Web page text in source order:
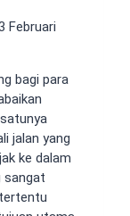
Februari
bagi para
jalan yang
ke dalam
sangat